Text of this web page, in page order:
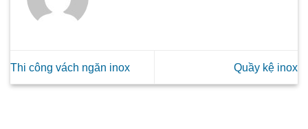
Thi công vách ngăn inox Quầy kệ inox